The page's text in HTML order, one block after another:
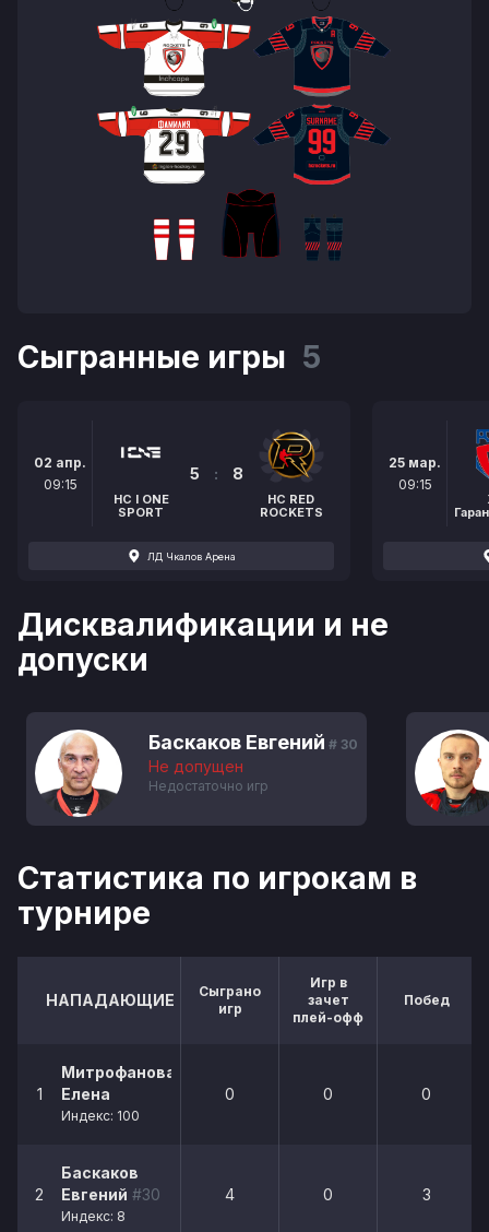
Сыгранные игры 5
02 апр.
09:15
HC I ONE
SPORT
5 : 8
HC RED
ROCKETS
ЛД Чкалов Арена
25 мар.
09:15
Дисквалификации и не
допуски
Баскаков Евгений # 30
Не допущен
Недостаточно игр
Статистика по игрокам в
турнире
НАПАДАЮЩИЕ
Сыграно
игр
Игр в
зачет
плей-офф
Побед
1
Митрофанова
Елена
Индекс: 100
0 0 0
2
Баскаков
Евгений #30
Индекс: 8
4 0 3